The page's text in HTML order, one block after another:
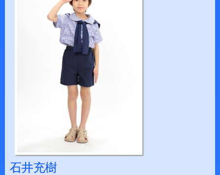
石井充樹